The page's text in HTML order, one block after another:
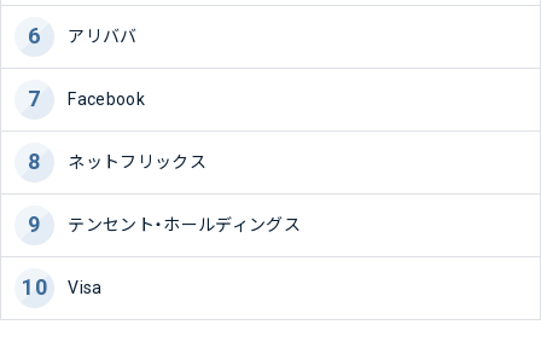
アリババ
Facebook
ネットフリックス
テンセント・ホールディングス
Visa